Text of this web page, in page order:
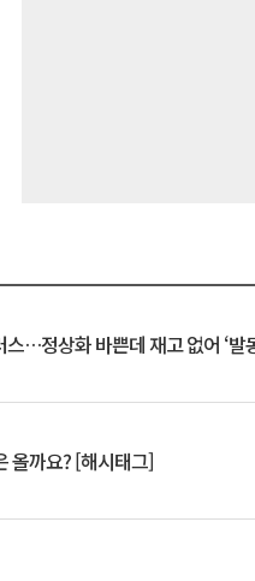
…정상화 바쁜데 재고 없어 ‘발
올까요? [해시태그]